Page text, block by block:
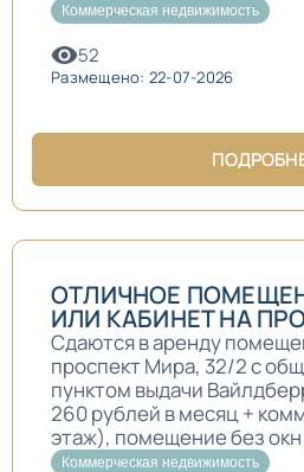
Коммерческая недвижимость
52
Размещено: 22-07-2026
ОТЛИЧНОЕ
ИЛИ КАБИНЕТ НА
Сдаются в аренду
проспект Мира, 32/2 с
пунктом выдачи
260 рублей в месяц +
этаж), помещение без
Коммерческая недвижимость